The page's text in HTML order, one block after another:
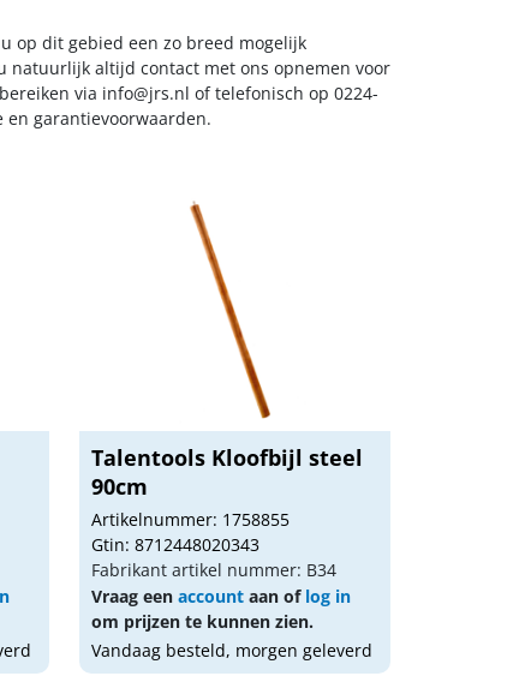
op dit gebied een zo breed mogelijk
natuurlijk altijd contact met ons opnemen voor
via info@jrs.nl of telefonisch op 0224-
garantievoorwaarden.
Talentools Kloofbijl steel
90cm
Artikelnummer: 1758855
Gtin: 8712448020343
Fabrikant artikel nummer: B34
Vraag eenaccount aan of log in
om prijzen te kunnen zien.
Vandaag besteld, morgen geleverd